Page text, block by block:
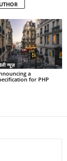
न्यूज़
a
for PHP